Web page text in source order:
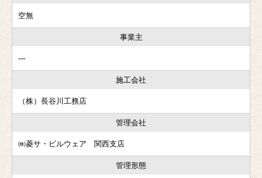
空無
事業主
---
施工会社
（株）長谷川工務店
管理会社
㈱菱サ・ビルウェア 関西支店
管理形態